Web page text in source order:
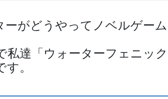
がどうやってノベルゲーム
達「ウォーターフェニック
。